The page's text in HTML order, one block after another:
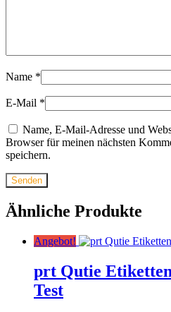
Name *
E-Mail *
Name, E-Mail-Adresse und
Browser für meinen nächsten
speichern.
Ähnliche Produkte
Angebot!
prt Qutie
Test